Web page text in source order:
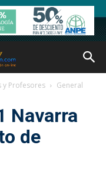
y Profesores General
Navarra
de